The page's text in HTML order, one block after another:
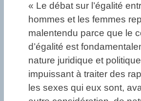
« Le débat sur l’égalité
hommes et les femmes
malentendu parce que le
d’égalité est
nature juridique et
impuissant à traiter des
les sexes qui eux sont,